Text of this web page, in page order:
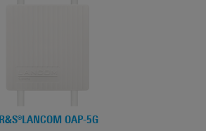
R&S®LANCOM OAP-5G